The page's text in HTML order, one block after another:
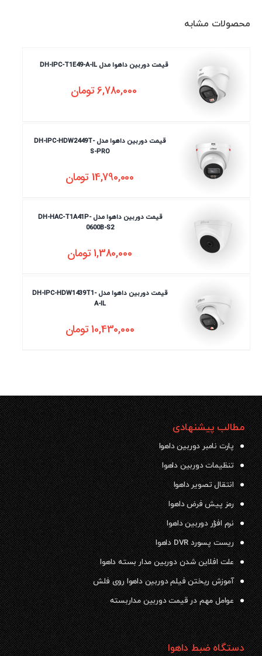
محصولات مشابه
قیمت دوربین داهوا مدل DH-IPC-T1E49-A-IL
6,780,000تومان
قیمت دوربین داهوا مدل DH-IPC-HDW2449T-
S-PRO
14,790,000تومان
قیمت دوربین داهوا مدل DH-HAC-T1A41P-
0600B-S2
1,380,000تومان
قیمت دوربین داهوا مدل DH-IPC-HDW1439T1-
A-IL
10,430,000تومان
مطالب پیشنهادی
پارت نامبر دوربین داهوا
تنظیمات دوربین داهوا
انتقال تصویر داهوا
رمز پیش فرض داهوا
نرم افزار دوربین داهوا
ریست پسورد DVR داهوا
علت افلاین شدن دوربین مدار بسته داهوا
آموزش ریختن فیلم دوربین داهوا روی فلش
عوامل مهم در قیمت دوربین مداربسته
دستگاه ضبط داهوا